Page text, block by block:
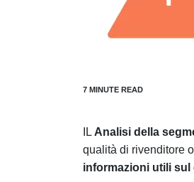
IL Analisi della
qualità di rivenditore
informazioni utili